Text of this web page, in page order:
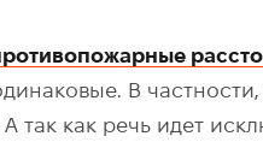
В
так как речь идет